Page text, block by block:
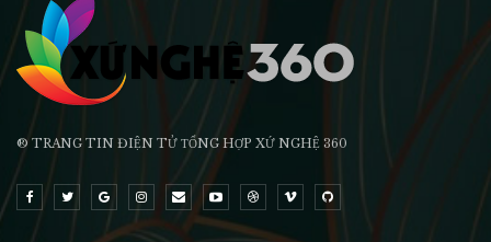
® TRANG TIN ĐIỆN TỬ ТỔNG HỢP XỨ NGHỆ 360